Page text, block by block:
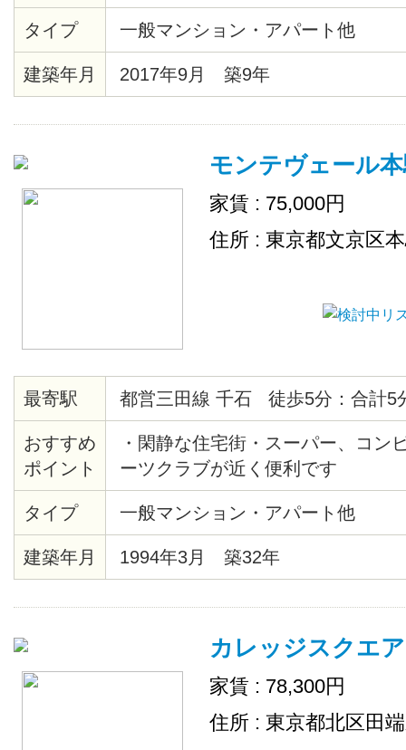
り、お買い物にも困りません♪ 物
自然を感じられる環境で、治安も
も安心して暮らす事ができますよ
パーや食器洗剤などの消耗品は、
タイプ 一般マンション・アパート他
建築年月 2017年9月 築9年
モンテヴェール
家賃 : 75,000円
住所 : 東京都文京区
最寄駅 都営三田線 千石 徒歩5分：合計5
おすすめ
ポイント
・閑静な住宅街・スーパー、コン
ーツクラブが近く便利です
タイプ 一般マンション・アパート他
建築年月 1994年3月 築32年
カレッジスクエ
家賃 : 78,300円
住所 : 東京都北区田